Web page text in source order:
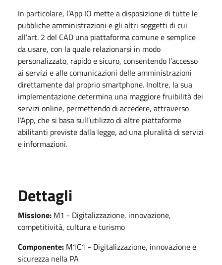
In particolare, l’App IO mette a disposizione di tutte le
pubbliche amministrazioni e gli altri soggetti di cui
all’art. 2 del CAD una piattaforma comune e semplice
da usare, con la quale relazionarsi in modo
personalizzato, rapido e sicuro, consentendo l’accesso
ai servizi e alle comunicazioni delle amministrazioni
direttamente dal proprio smartphone. Inoltre, la sua
implementazione determina una maggiore fruibilità dei
servizi online, permettendo di accedere, attraverso
l’App, che si basa sull’utilizzo di altre piattaforme
abilitanti previste dalla legge, ad una pluralità di servizi
e informazioni.
Dettagli
Missione: M1 - Digitalizzazione, innovazione,
competitività, cultura e turismo
Componente: M1C1 - Digitalizzazione, innovazione e
sicurezza nella PA